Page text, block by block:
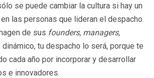
se puede cambiar la cultura si hay un
las personas que lideran el despacho.
de sus founders, managers,
tu despacho lo será, porque te
cada año por incorporar y desarrollar
e innovadores.